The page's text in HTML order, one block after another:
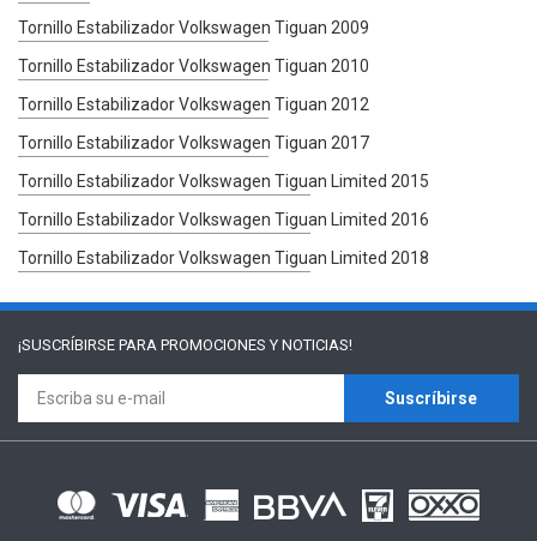
Tornillo Estabilizador Volkswagen Tiguan 2009
Tornillo Estabilizador Volkswagen Tiguan 2010
Tornillo Estabilizador Volkswagen Tiguan 2012
Tornillo Estabilizador Volkswagen Tiguan 2017
Tornillo Estabilizador Volkswagen Tiguan Limited 2015
Tornillo Estabilizador Volkswagen Tiguan Limited 2016
Tornillo Estabilizador Volkswagen Tiguan Limited 2018
¡SUSCRÍBIRSE PARA PROMOCIONES Y NOTICIAS!
Suscríbirse